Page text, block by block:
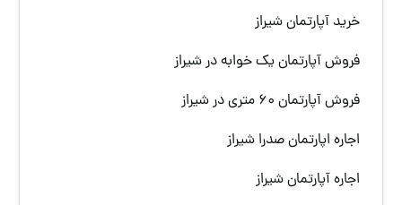
خرید آپارتمان شیراز
فروش آپارتمان یک خوابه در شیراز
فروش آپارتمان 60 متری در شیراز
اجاره اپارتمان صدرا شیراز
اجاره آپارتمان شیراز